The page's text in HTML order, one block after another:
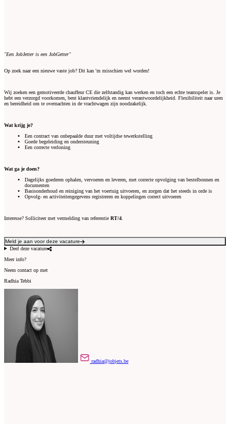
"Een JobJetter is een JobGetter"
Op zoek naar een nieuwe vaste job? Dit kan 'm misschien wel worden!
Wij zoeken een gemotiveerde chauffeur CE die zelfstandig kan werken en toch een echte teamspeler is. Je
hebt een verzorgd voorkomen, bent klantvriendelijk en neemt verantwoordelijkheid. Flexibiliteit naar uren
en bereidheid om te overnachten in de vrachtwagen zijn noodzakelijk.
Wat krijg je?
Een contract van onbepaalde duur met voltijdse tewerkstelling
Goede begeleiding en ondersteuning
Een correcte verloning
Wat ga je doen?
Dagelijks goederen ophalen, vervoeren en leveren, met correcte opvolging van bestelbonnen en
documenten
Basisonderhoud en reiniging van het voertuig uitvoeren, en zorgen dat het steeds in orde is
Opvolg- en activiteitengegevens registreren en koppelingen correct uitvoeren
Interesse? Solliciteer met vermelding van referentie RT/4
Meld je aan voor deze vacature
Deel deze vacature
Meer info?
Neem contact op met
Radhia Tebbi
radhia@jobjets.be